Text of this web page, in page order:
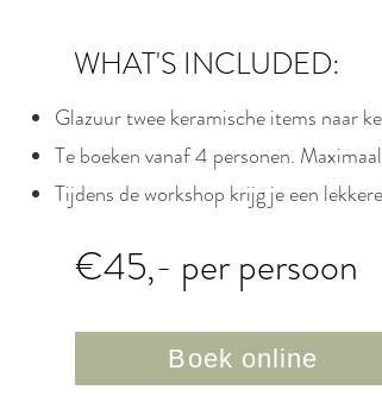
WHAT'S INCLUDED:
Glazuur twee keramische items naar
Te boeken vanaf 4 personen.
Tijdens de workshop krijg je een
€45,- per persoon
Boek online